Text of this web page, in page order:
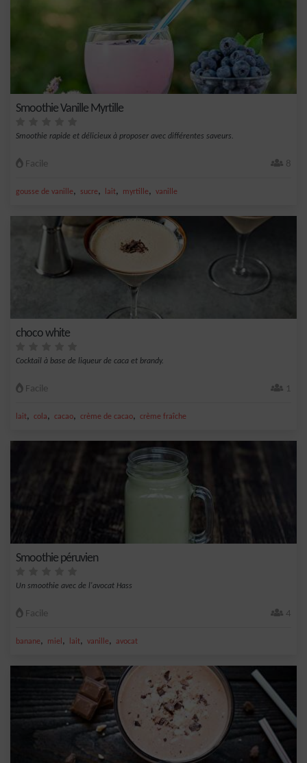
Smoothie Vanille Myrtille
Smoothie rapide et délicieux à proposer avec différentes saveurs.
Facile 8
gousse de vanille, sucre, lait, myrtille, vanille
choco white
Cocktail à base de liqueur de caca et brandy.
Facile 1
lait, cola, cacao, crème de cacao, crème fraîche
Smoothie péruvien
Un smoothie avec de l'avocat Hass
Facile 4
banane, miel , lait, vanille, avocat